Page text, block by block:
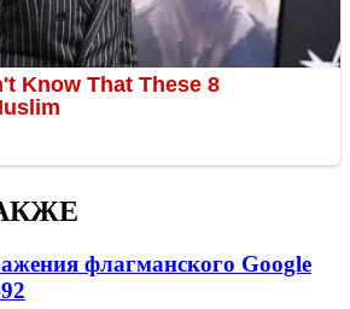
флагманского Google